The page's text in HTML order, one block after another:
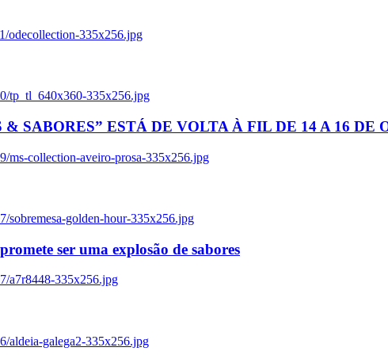
odecollection-335x256.jpg
tp_tl_640x360-335x256.jpg
SABORES” ESTÁ DE VOLTA À FIL DE 14 A 16 DE
ms-collection-aveiro-prosa-335x256.jpg
sobremesa-golden-hour-335x256.jpg
ser uma explosão de sabores
a7r8448-335x256.jpg
aldeia-galega2-335x256.jpg